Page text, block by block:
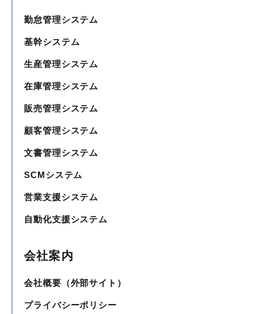
勤怠管理システム
基幹システム
生産管理システム
在庫管理システム
販売管理システム
顧客管理システム
文書管理システム
SCMシステム
営業支援システム
自動化支援システム
会社案内
会社概要（外部サイト）
プライバシーポリシー